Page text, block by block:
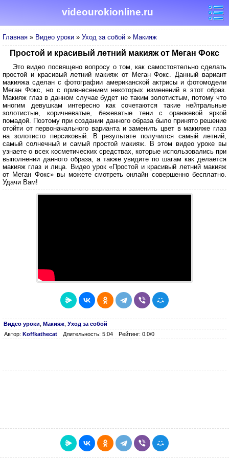
videourokionline.ru
Главная » Видео уроки » Уход за собой » Макияж
Простой и красивый летний макияж от Меган Фокс
Это видео посвящено вопросу о том, как самостоятельно сделать
простой и красивый летний макияж от Меган Фокс. Данный вариант
макияжа сделан с фотографии американской актрисы и фотомодели
Меган Фокс, но с привнесением некоторых изменений в этот образ.
Макияж глаз в данном случае будет не таким золотистым, потому что
многим девушкам интересно как сочетаются такие нейтральные
золотистые, коричневатые, бежеватые тени с оранжевой яркой
помадой. Поэтому при создании данного образа было принято решение
отойти от первоначального варианта и заменить цвет в макияже глаз
на золотисто персиковый. В результате получился самый летний,
самый солнечный и самый простой макияж. В этом видео уроке вы
узнаете о всех косметических средствах, которые использовались при
выполнении данного образа, а также увидите по шагам как делается
макияж глаз и лица. Видео урок «Простой и красивый летний макияж
от Меган Фокс» вы можете смотреть онлайн совершенно бесплатно.
Удачи Вам!
Видео уроки Макияж Уход за собой
Автор: Koffkathecat Длительность: 5:04 Рейтинг: 0.0/0